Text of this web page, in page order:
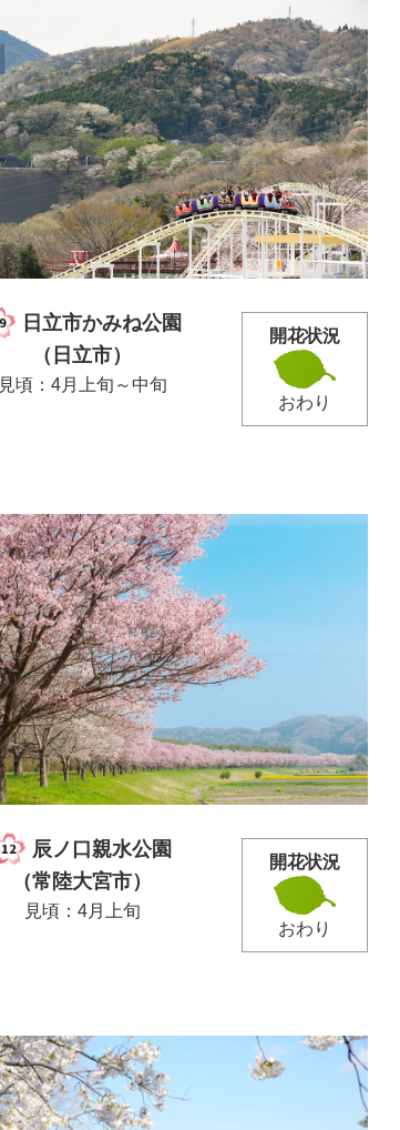
日立市かみね公園
（日立市）
見頃：4月上旬～中旬
開花状況
おわり
辰ノ口親水公園
（常陸大宮市）
見頃：4月上旬
開花状況
おわり